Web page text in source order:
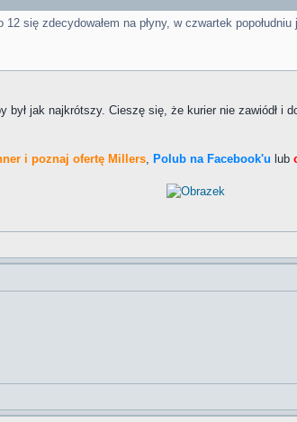
się zdecydowałem na płyny, w czwartek popołudniu
jak najkrótszy. Cieszę się, że kurier nie zawiódł i
i poznaj ofertę Millers, Polub na Facebook'u lub